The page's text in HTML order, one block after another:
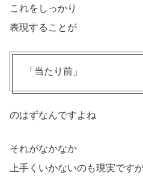
これをしっかり
表現することが
「当たり前」
のはずなんですよね
それがなかなか
上手くいかないのも現実です